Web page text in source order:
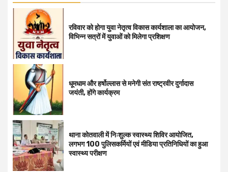
रविवार को होगा युवा नेतृत्व विकास कार्यशाला का आयोजन,
विभिन्न सत्रों में युवाओं को मिलेगा प्रशिक्षण
धूमधाम और हर्षोल्लास से मनेगी संत राष्ट्रवीर दुर्गादास
जयंती, होंगे कार्यक्रम
थाना कोतवाली में निःशुल्क स्वास्थ्य शिविर आयोजित,
लगभग 100 पुलिसकर्मियों एवं मीडिया प्रतिनिधियों का हुआ
स्वास्थ्य परीक्षण